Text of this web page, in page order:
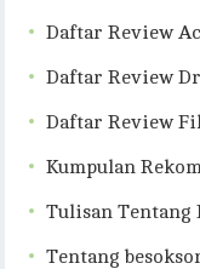
Daftar Review
Daftar Review
Daftar Review
Kumpulan
Tulisan Tentang
Tentang